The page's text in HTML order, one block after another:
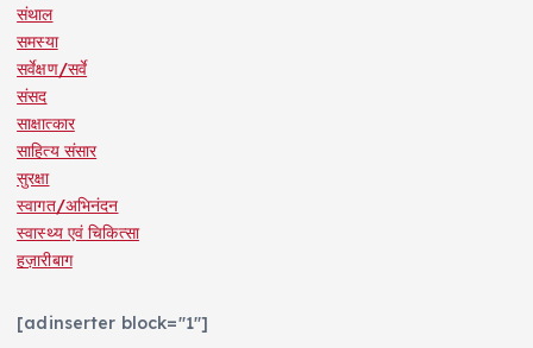
संथाल
समस्या
सर्वेक्षण/सर्वे
संसद
साक्षात्कार
साहित्य संसार
सुरक्षा
स्वागत/अभिनंदन
स्वास्थ्य एवं चिकित्सा
हज़ारीबाग
[adinserter block="1"]